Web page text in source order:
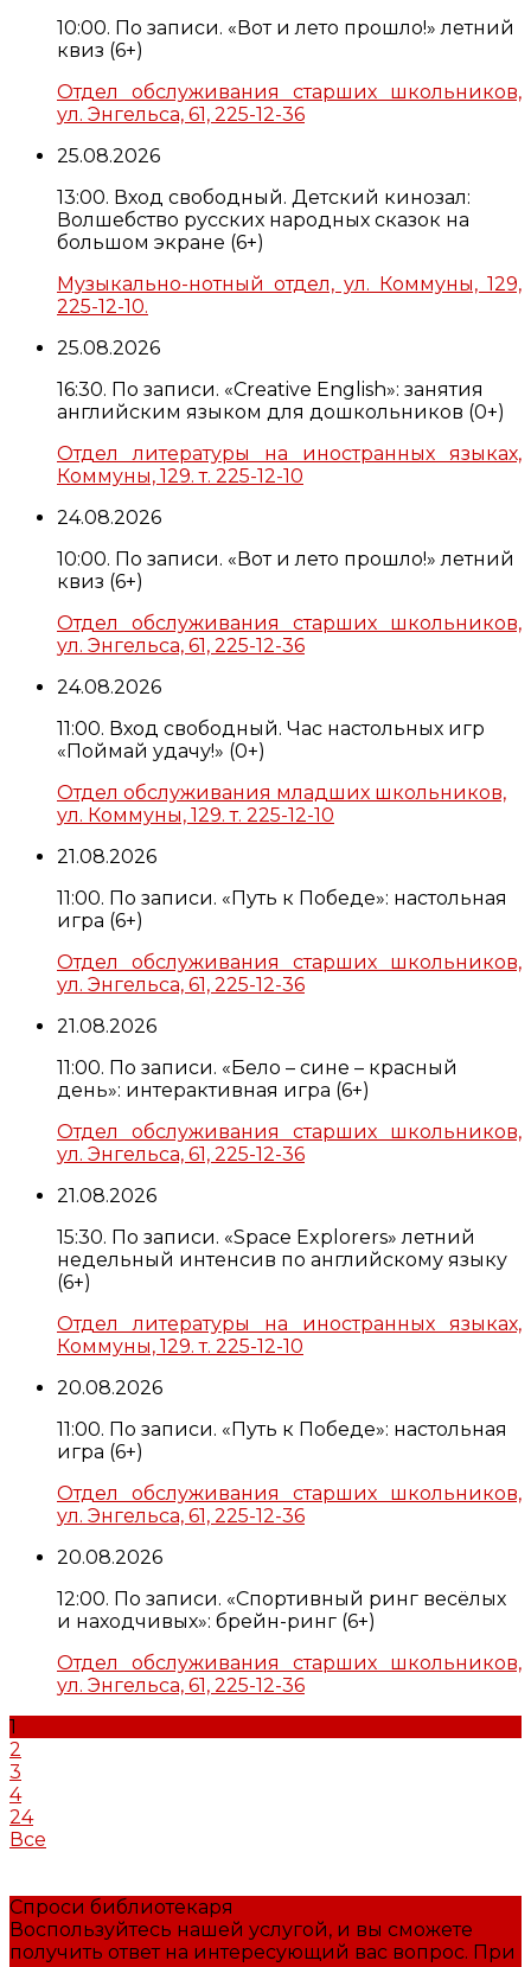
10:00. По записи. «Вот и лето прошло!» летний
квиз (6+)
Отдел обслуживания старших школьников,
ул. Энгельса, 61, 225-12-36
25.08.2026
13:00. Вход свободный. Детский кинозал:
Волшебство русских народных сказок на
большом экране (6+)
Музыкально-нотный отдел, ул. Коммуны, 129,
225-12-10.
25.08.2026
16:30. По записи. «Creative English»: занятия
английским языком для дошкольников (0+)
Отдел литературы на иностранных языках,
Коммуны, 129. т. 225-12-10
24.08.2026
10:00. По записи. «Вот и лето прошло!» летний
квиз (6+)
Отдел обслуживания старших школьников,
ул. Энгельса, 61, 225-12-36
24.08.2026
11:00. Вход свободный. Час настольных игр
«Поймай удачу!» (0+)
Отдел обслуживания младших школьников,
ул. Коммуны, 129. т. 225-12-10
21.08.2026
11:00. По записи. «Путь к Победе»: настольная
игра (6+)
Отдел обслуживания старших школьников,
ул. Энгельса, 61, 225-12-36
21.08.2026
11:00. По записи. «Бело – сине – красный
день»: интерактивная игра (6+)
Отдел обслуживания старших школьников,
ул. Энгельса, 61, 225-12-36
21.08.2026
15:30. По записи. «Space Explorers» летний
недельный интенсив по английскому языку
(6+)
Отдел литературы на иностранных языках,
Коммуны, 129. т. 225-12-10
20.08.2026
11:00. По записи. «Путь к Победе»: настольная
игра (6+)
Отдел обслуживания старших школьников,
ул. Энгельса, 61, 225-12-36
20.08.2026
12:00. По записи. «Спортивный ринг весёлых
и находчивых»: брейн-ринг (6+)
Отдел обслуживания старших школьников,
ул. Энгельса, 61, 225-12-36
1
2
3
4
24
Все
Спроси библиотекаря
Воспользуйтесь нашей услугой, и вы сможете
получить ответ на интересующий вас вопрос. При